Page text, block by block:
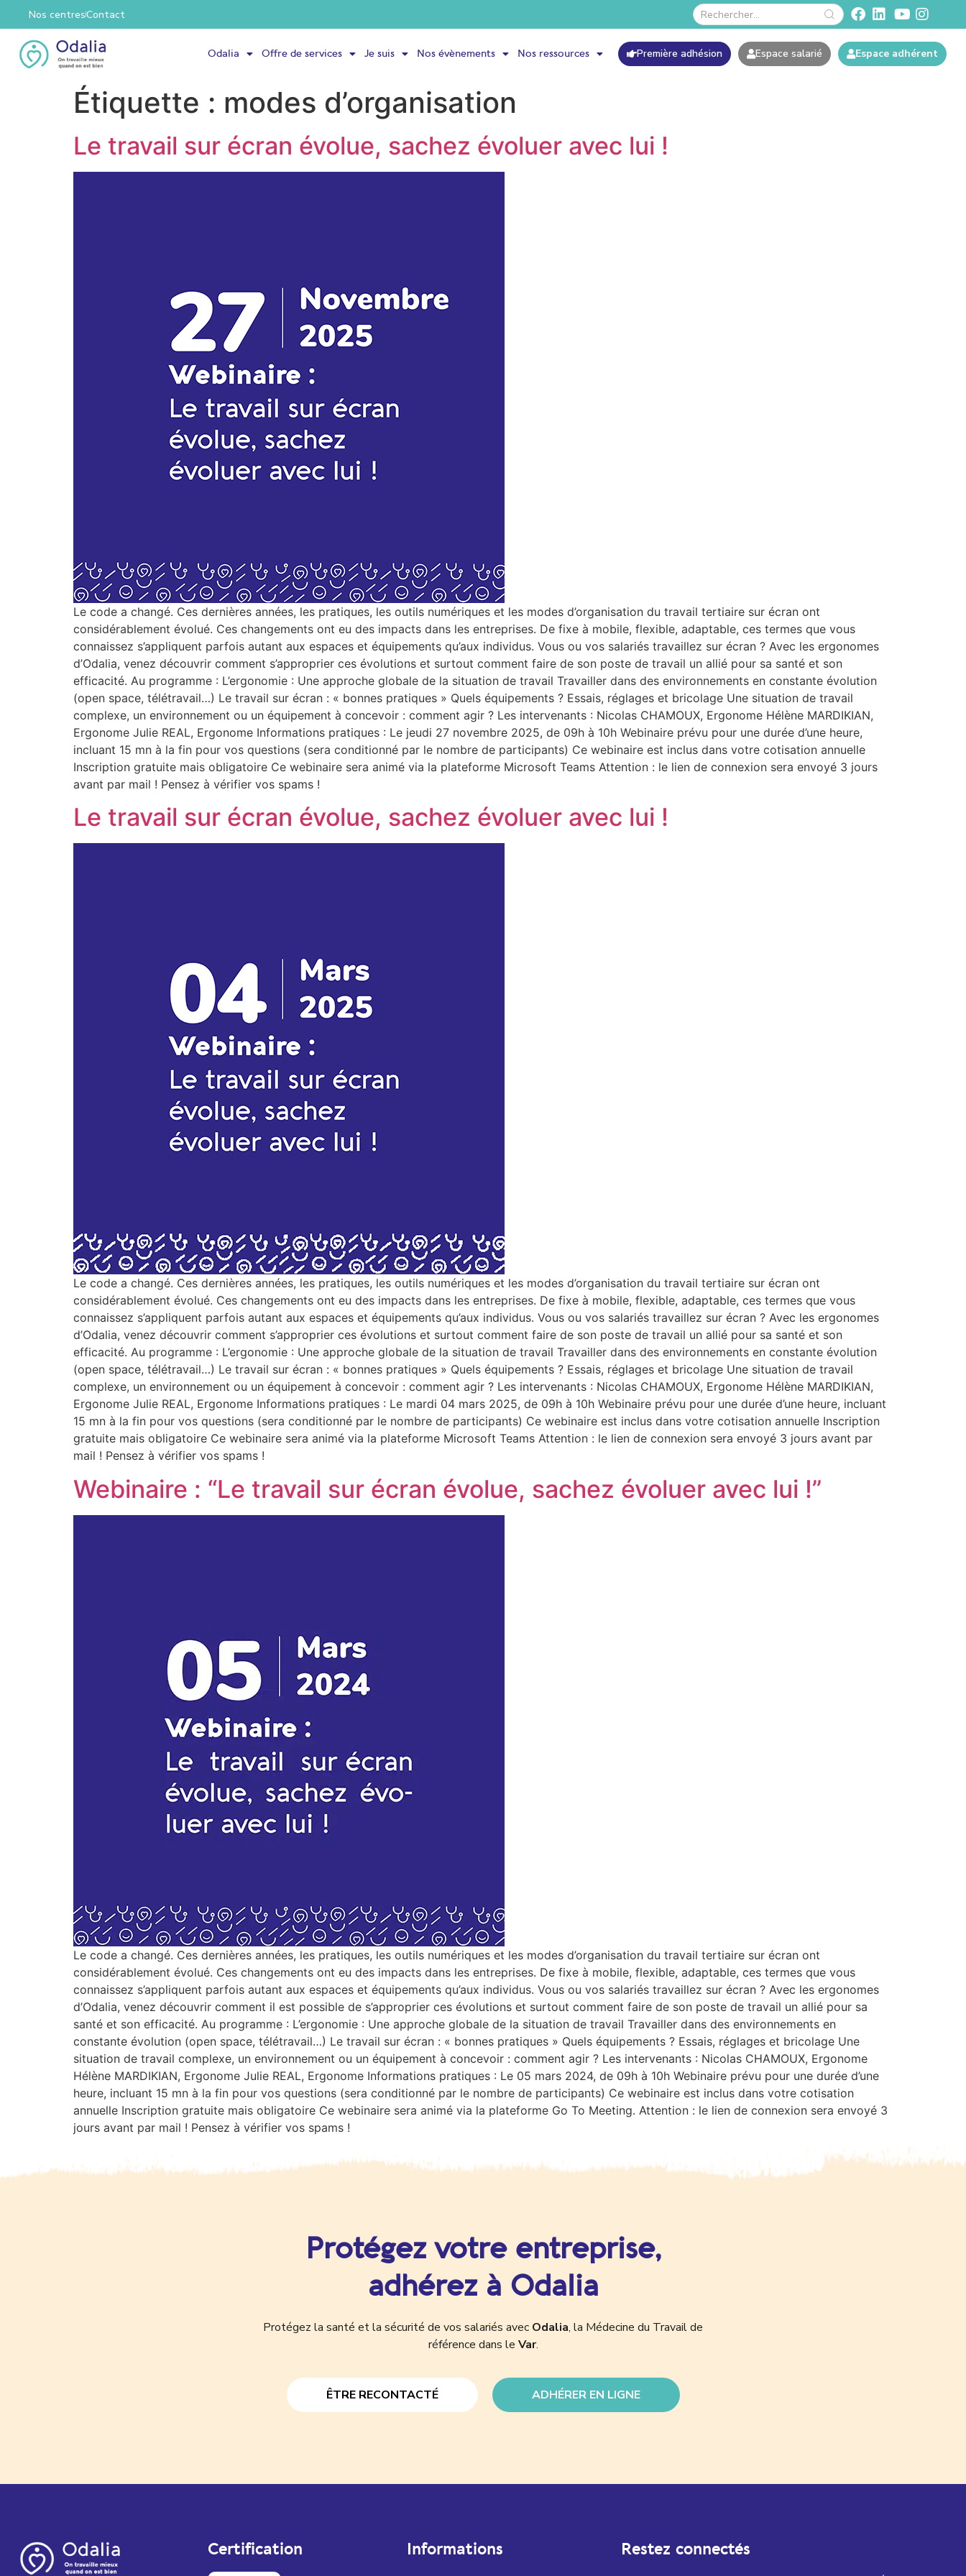
Nos centresContact
Odalia Offre de services Je suis Nos évènements Nos ressources Première adhésion Espace salarié Espace adhérent
Étiquette : modes d’organisation
Le travail sur écran évolue, sachez évoluer avec lui !
Le code a changé. Ces dernières années, les pratiques, les outils numériques et les modes d’organisation du travail tertiaire sur écran ont
considérablement évolué. Ces changements ont eu des impacts dans les entreprises. De fixe à mobile, flexible, adaptable, ces termes que vous
connaissez s’appliquent parfois autant aux espaces et équipements qu’aux individus. Vous ou vos salariés travaillez sur écran ? Avec les ergonomes
d’Odalia, venez découvrir comment s’approprier ces évolutions et surtout comment faire de son poste de travail un allié pour sa santé et son
efficacité. Au programme : L’ergonomie : Une approche globale de la situation de travail Travailler dans des environnements en constante évolution
(open space, télétravail…) Le travail sur écran : « bonnes pratiques » Quels équipements ? Essais, réglages et bricolage Une situation de travail
complexe, un environnement ou un équipement à concevoir : comment agir ? Les intervenants : Nicolas CHAMOUX, Ergonome Hélène MARDIKIAN,
Ergonome Julie REAL, Ergonome Informations pratiques : Le jeudi 27 novembre 2025, de 09h à 10h Webinaire prévu pour une durée d’une heure,
incluant 15 mn à la fin pour vos questions (sera conditionné par le nombre de participants) Ce webinaire est inclus dans votre cotisation annuelle
Inscription gratuite mais obligatoire Ce webinaire sera animé via la plateforme Microsoft Teams Attention : le lien de connexion sera envoyé 3 jours
avant par mail ! Pensez à vérifier vos spams !
Le travail sur écran évolue, sachez évoluer avec lui !
Le code a changé. Ces dernières années, les pratiques, les outils numériques et les modes d’organisation du travail tertiaire sur écran ont
considérablement évolué. Ces changements ont eu des impacts dans les entreprises. De fixe à mobile, flexible, adaptable, ces termes que vous
connaissez s’appliquent parfois autant aux espaces et équipements qu’aux individus. Vous ou vos salariés travaillez sur écran ? Avec les ergonomes
d’Odalia, venez découvrir comment s’approprier ces évolutions et surtout comment faire de son poste de travail un allié pour sa santé et son
efficacité. Au programme : L’ergonomie : Une approche globale de la situation de travail Travailler dans des environnements en constante évolution
(open space, télétravail…) Le travail sur écran : « bonnes pratiques » Quels équipements ? Essais, réglages et bricolage Une situation de travail
complexe, un environnement ou un équipement à concevoir : comment agir ? Les intervenants : Nicolas CHAMOUX, Ergonome Hélène MARDIKIAN,
Ergonome Julie REAL, Ergonome Informations pratiques : Le mardi 04 mars 2025, de 09h à 10h Webinaire prévu pour une durée d’une heure, incluant
15 mn à la fin pour vos questions (sera conditionné par le nombre de participants) Ce webinaire est inclus dans votre cotisation annuelle Inscription
gratuite mais obligatoire Ce webinaire sera animé via la plateforme Microsoft Teams Attention : le lien de connexion sera envoyé 3 jours avant par
mail ! Pensez à vérifier vos spams !
Webinaire : “Le travail sur écran évolue, sachez évoluer avec lui !”
Le code a changé. Ces dernières années, les pratiques, les outils numériques et les modes d’organisation du travail tertiaire sur écran ont
considérablement évolué. Ces changements ont eu des impacts dans les entreprises. De fixe à mobile, flexible, adaptable, ces termes que vous
connaissez s’appliquent parfois autant aux espaces et équipements qu’aux individus. Vous ou vos salariés travaillez sur écran ? Avec les ergonomes
d’Odalia, venez découvrir comment il est possible de s’approprier ces évolutions et surtout comment faire de son poste de travail un allié pour sa
santé et son efficacité. Au programme : L’ergonomie : Une approche globale de la situation de travail Travailler dans des environnements en
constante évolution (open space, télétravail…) Le travail sur écran : « bonnes pratiques » Quels équipements ? Essais, réglages et bricolage Une
situation de travail complexe, un environnement ou un équipement à concevoir : comment agir ? Les intervenants : Nicolas CHAMOUX, Ergonome
Hélène MARDIKIAN, Ergonome Julie REAL, Ergonome Informations pratiques : Le 05 mars 2024, de 09h à 10h Webinaire prévu pour une durée d’une
heure, incluant 15 mn à la fin pour vos questions (sera conditionné par le nombre de participants) Ce webinaire est inclus dans votre cotisation
annuelle Inscription gratuite mais obligatoire Ce webinaire sera animé via la plateforme Go To Meeting. Attention : le lien de connexion sera envoyé 3
jours avant par mail ! Pensez à vérifier vos spams !
Protégez votre entreprise,
adhérez à Odalia
Protégez la santé et la sécurité de vos salariés avec Odalia, la Médecine du Travail de
référence dans le Var.
ÊTRE RECONTACTÉ ADHÉRER EN LIGNE
Certification
Informations
Restez connectés